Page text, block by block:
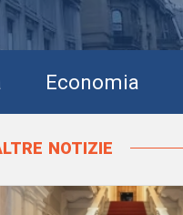
Economia
notizie